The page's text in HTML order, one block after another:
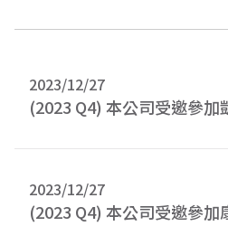
2023/12/27
(2023 Q4) 本公司受邀參加
2023/12/27
(2023 Q4) 本公司受邀參加